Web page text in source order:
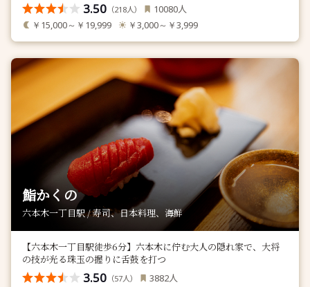
3.50 （218人） 10080人
￥15,000～￥19,999 ￥3,000～￥3,999
鮨かくの
六本木一丁目駅 / 寿司、日本料理、海鮮
【六本木一丁目駅徒歩6分】六本木に佇む大人の隠れ家で、大将
の技が光る珠玉の握りに舌鼓を打つ
3.50 （57人） 3882人